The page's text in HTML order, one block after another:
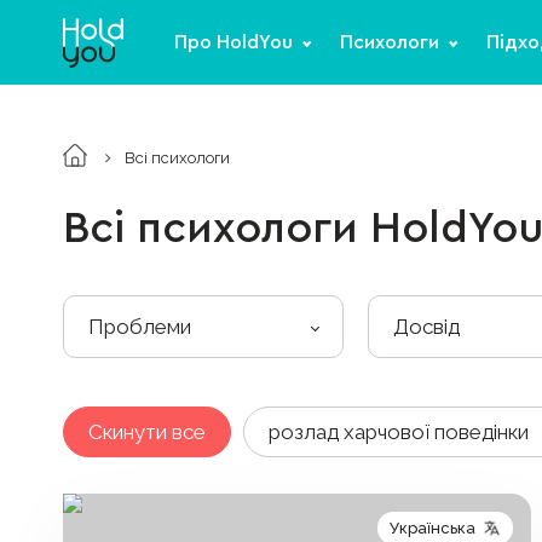
Про HoldYou Психологи
Всі психологи
Всі психологи HoldYou
Проблеми
депресія
самооцінка та
самоцінність
травма, ПТСР
втома, емоційне
вигорання
інше
Досвід
Скинути все розлад харчової поведінки
Українська